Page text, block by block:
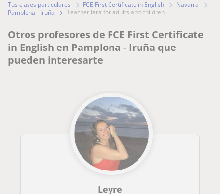
Tus clases particulares FCE First Certificate in English
Navarra
Pamplona - Iruña
teacher lara for adults and children
Otros profesores de FCE First Certificate
in English en Pamplona - Iruña que
pueden interesarte
Leyre